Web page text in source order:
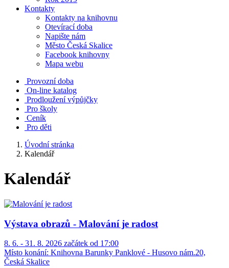
Kontakty
Kontakty na knihovnu
Otevírací doba
Napište nám
Město Česká Skalice
Facebook knihovny
Mapa webu
Provozní doba
On-line katalog
Prodloužení výpůjčky
Pro školy
Ceník
Pro děti
Úvodní stránka
Kalendář
Kalendář
Výstava obrazů - Malování je radost
8. 6. - 31. 8. 2026 začátek od 17:00
Místo konání: Knihovna Barunky Panklové - Husovo nám.20,
Česká Skalice